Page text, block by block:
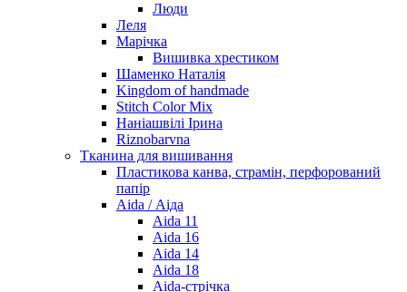
Люди
Леля
Марічка
Вишивка хрестиком
Шаменко Наталія
Kingdom of handmade
Stitch Color Mix
Наніашвілі Ірина
Riznobarvna
Тканина для вишивання
Пластикова канва, страмін, перфорований
папір
Aida / Аіда
Aida 11
Aida 16
Aida 14
Aida 18
Aida-стрічка